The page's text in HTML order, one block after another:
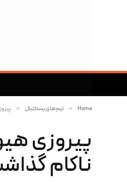
Home
» تیم‌های بسکتبال »
پیروزی
ناکام